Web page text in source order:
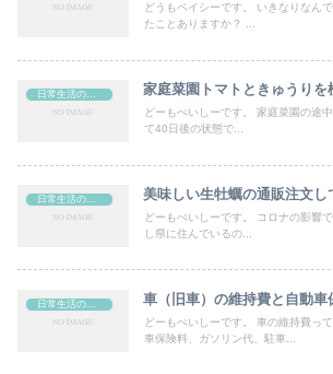
どうもペイシーです。 いきなりなん
たことありますか？ ...
日常生活の出来事 家庭菜園トマトときゅうり
どーもぺいしーです。 家庭菜園の途
て40日後の状態で...
日常生活の出来事 美味しい生牡蠣の通販注文し
どーもぺいしーです。 コロナの影響
し県に住んでいるの...
日常生活の出来事 車（旧車）の維持費と自動車
どーもぺいしーです。 車の維持費っ
車保険料、ガソリン代、駐車...